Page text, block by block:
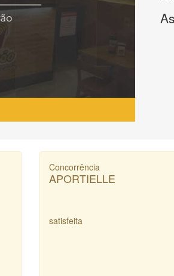
Concorrência
APORTIELLE
satisfeita